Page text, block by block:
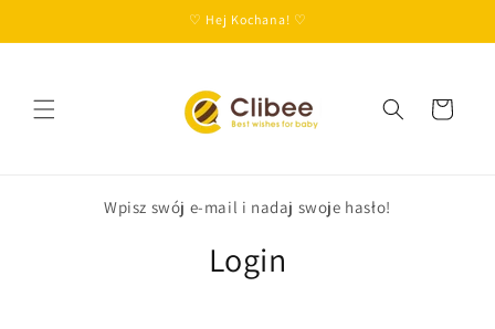
♡ Hej Kochana! ♡
Koszyk
Wpisz swój e-mail i nadaj swoje hasło!
Login